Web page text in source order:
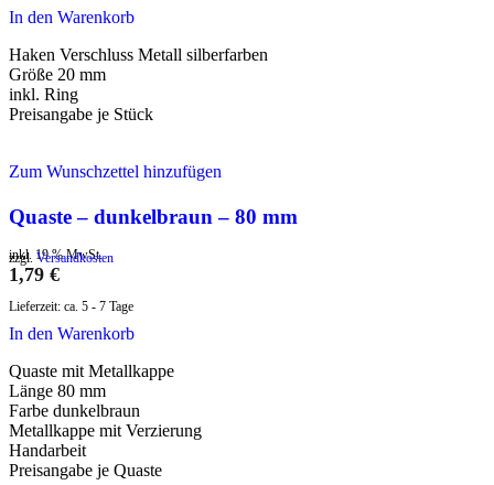
In den Warenkorb
Haken Verschluss Metall silberfarben
Größe 20 mm
inkl. Ring
Preisangabe je Stück
Zum Wunschzettel hinzufügen
Quaste – dunkelbraun – 80 mm
inkl. 19 % MwSt.
zzgl. Versandkosten
1,79 €
Lieferzeit: ca. 5 - 7 Tage
In den Warenkorb
Quaste mit Metallkappe
Länge 80 mm
Farbe dunkelbraun
Metallkappe mit Verzierung
Handarbeit
Preisangabe je Quaste